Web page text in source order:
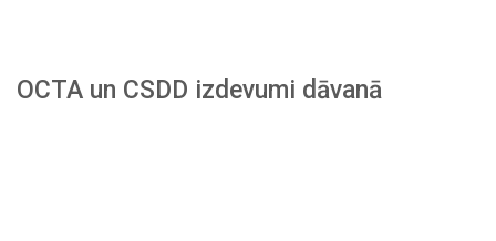
OCTA un CSDD izdevumi dāvanā